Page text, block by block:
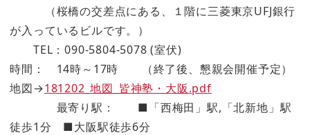
（桜橋の交差点にある、１階に三菱東京UFJ銀行
が入っているビルです。）
TEL：090-5804-5078 (室伏)
時間： 14時～17時 （終了後、懇親会開催予定）
地図→181202_地図_皆神塾・大阪.pdf
最寄り駅： ■「西梅田」駅,「北新地」駅
徒歩1分 ■大阪駅徒歩6分